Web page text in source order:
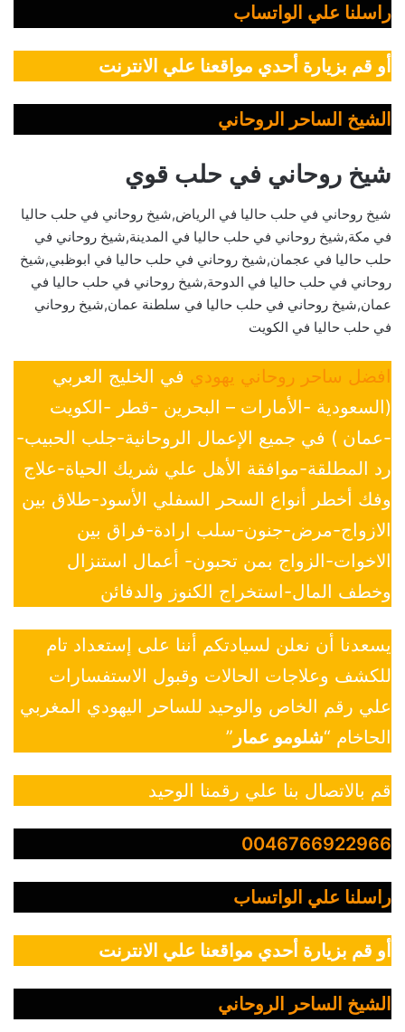
راسلنا علي الواتساب
أو قم بزيارة أحدي مواقعنا علي الانترنت
الشيخ الساحر الروحاني
شيخ روحاني في حلب قوي
شيخ روحاني في حلب حاليا في الرياض,شيخ روحاني في حلب حاليا
في مكة,شيخ روحاني في حلب حاليا في المدينة,شيخ روحاني في
حلب حاليا في عجمان,شيخ روحاني في حلب حاليا في ابوظبي,شيخ
روحاني في حلب حاليا في الدوحة,شيخ روحاني في حلب حاليا في
عمان,شيخ روحاني في حلب حاليا في سلطنة عمان,شيخ روحاني
في حلب حاليا في الكويت
افضل ساحر روحاني يهودي في الخليج العربي
(السعودية -الأمارات – البحرين -قطر -الكويت
-عمان ) في جميع الإعمال الروحانية-جلب الحبيب-
رد المطلقة-موافقة الأهل علي شريك الحياة-علاج
وفك أخطر أنواع السحر السفلي الأسود-طلاق بين
الازواج-مرض-جنون-سلب ارادة-فراق بين
الاخوات-الزواج بمن تحبون- أعمال استنزال
وخطف المال-استخراج الكنوز والدفائن
يسعدنا أن نعلن لسيادتكم أننا على إستعداد تام
للكشف وعلاجات الحالات وقبول الاستفسارات
علي رقم الخاص والوحيد للساحر اليهودي المغربي
الحاخام “شلومو عمار ”
قم بالاتصال بنا علي رقمنا الوحيد
0046766922966
راسلنا علي الواتساب
أو قم بزيارة أحدي مواقعنا علي الانترنت
الشيخ الساحر الروحاني